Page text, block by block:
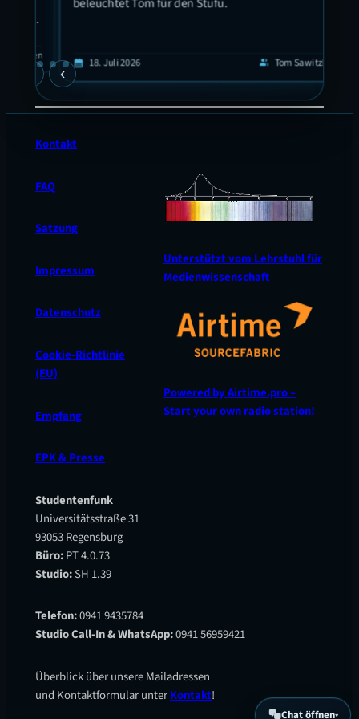
beleuchtet Tom für den Stufu.
calendar_today 18. Juli 2026 Tom Sawitzki
‹
Kontakt
FAQ
Satzung
Impressum
Datenschutz
Cookie-Richtlinie
(EU)
Empfang
EPK & Presse
Unterstützt vom Lehrstuhl für
Medienwissenschaft
Powered by Airtime.pro –
Start your own radio station!
Studentenfunk
Universitätsstraße 31
93053 Regensburg
Büro:PT 4.0.73
Studio:SH 1.39
Telefon:0941 9435784
Studio Call-In & WhatsApp:0941 56959421
Überblick über unsere Mailadressen
und Kontaktformular unterKontakt!
Chat öffnen